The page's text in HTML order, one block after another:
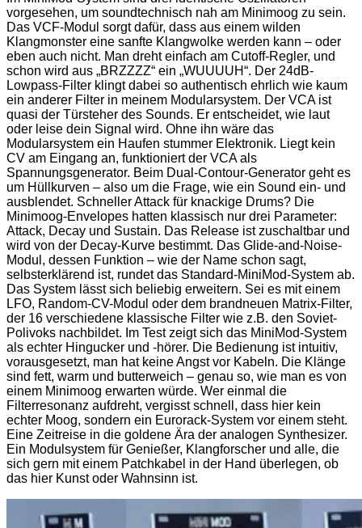
vorgesehen, um soundtechnisch nah am Minimoog zu sein.
Das VCF-Modul sorgt dafür, dass aus einem wilden
Klangmonster eine sanfte Klangwolke werden kann – oder
eben auch nicht. Man dreht einfach am Cutoff-Regler, und
schon wird aus „BRZZZZ“ ein „WUUUUH“. Der 24dB-
Lowpass-Filter klingt dabei so authentisch ehrlich wie kaum
ein anderer Filter in meinem Modularsystem. Der VCA ist
quasi der Türsteher des Sounds. Er entscheidet, wie laut
oder leise dein Signal wird. Ohne ihn wäre das
Modularsystem ein Haufen stummer Elektronik. Liegt kein
CV am Eingang an, funktioniert der VCA als
Spannungsgenerator. Beim Dual-Contour-Generator geht es
um Hüllkurven – also um die Frage, wie ein Sound ein- und
ausblendet. Schneller Attack für knackige Drums? Die
Minimoog-Envelopes hatten klassisch nur drei Parameter:
Attack, Decay und Sustain. Das Release ist zuschaltbar und
wird von der Decay-Kurve bestimmt. Das Glide-and-Noise-
Modul, dessen Funktion – wie der Name schon sagt,
selbsterklärend ist, rundet das Standard-MiniMod-System ab.
Das System lässt sich beliebig erweitern. Sei es mit einem
LFO, Random-CV-Modul oder dem brandneuen Matrix-Filter,
der 16 verschiedene klassische Filter wie z.B. den Soviet-
Polivoks nachbildet. Im Test zeigt sich das MiniMod-System
als echter Hingucker und -hörer. Die Bedienung ist intuitiv,
vorausgesetzt, man hat keine Angst vor Kabeln. Die Klänge
sind fett, warm und butterweich – genau so, wie man es von
einem Minimoog erwarten würde. Wer einmal die
Filterresonanz aufdreht, vergisst schnell, dass hier kein
echter Moog, sondern ein Eurorack-System vor einem steht.
Eine Zeitreise in die goldene Ära der analogen Synthesizer.
Ein Modulsystem für Genießer, Klangforscher und alle, die
sich gern mit einem Patchkabel in der Hand überlegen, ob
das hier Kunst oder Wahnsinn ist.